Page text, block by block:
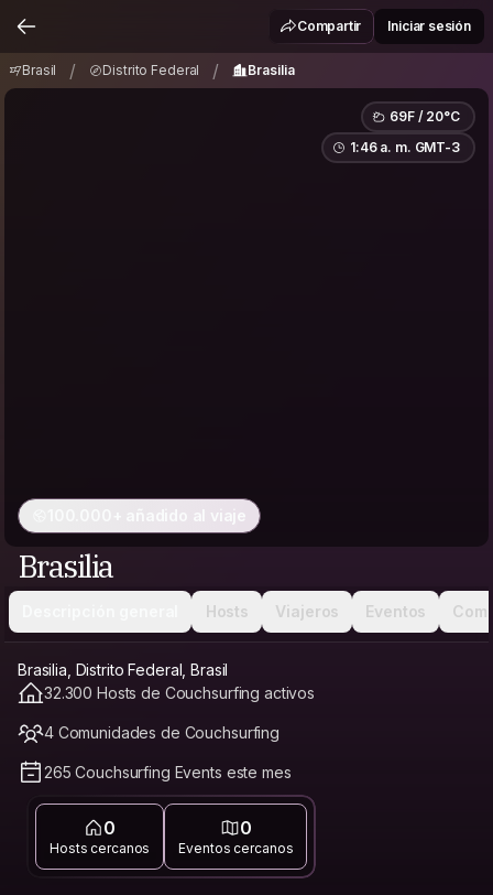
Brasilia
Compartir Iniciar sesión
Brasil / Distrito Federal / Brasilia
69F / 20°C
1:46 a. m. GMT-3
100.000+ añadido al viaje
Brasilia
Hosts Viajeros Eventos
Brasilia, Distrito Federal, Brasil
32.300 Hosts de Couchsurfing activos
4 Comunidades de Couchsurfing
265 Couchsurfing Events este mes
0
Hosts cercanos
0
Eventos cercanos